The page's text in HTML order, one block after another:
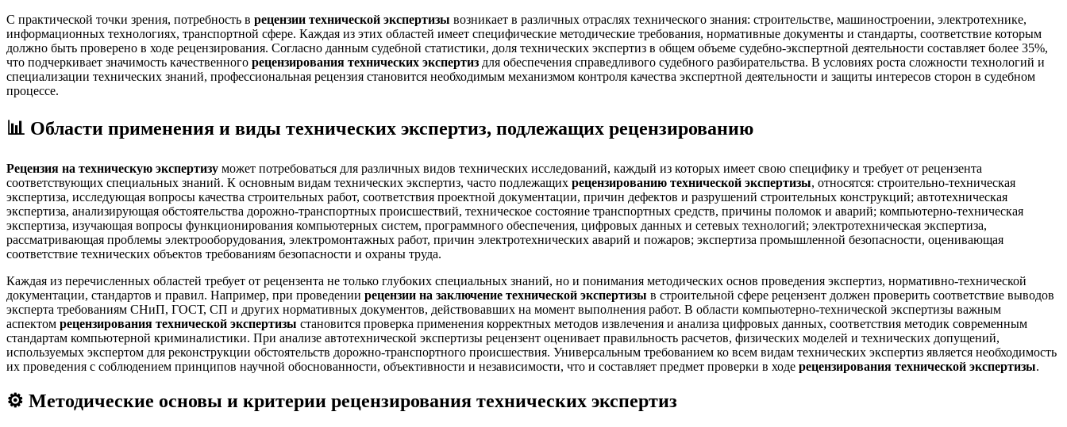
С практической точки зрения, потребность в рецензии технической экспертизы возникает в различных отраслях технического знания: строительстве, машиностроении, электротехнике,
информационных технологиях, транспортной сфере. Каждая из этих областей имеет специфические методические требования, нормативные документы и стандарты, соответствие которым
должно быть проверено в ходе рецензирования. Согласно данным судебной статистики, доля технических экспертиз в общем объеме судебно-экспертной деятельности составляет более 35%,
что подчеркивает значимость качественного рецензирования технических экспертиз для обеспечения справедливого судебного разбирательства. В условиях роста сложности технологий и
специализации технических знаний, профессиональная рецензия становится необходимым механизмом контроля качества экспертной деятельности и защиты интересов сторон в судебном
процессе.
📊 Области применения и виды технических экспертиз, подлежащих рецензированию
Рецензия на техническую экспертизу может потребоваться для различных видов технических исследований, каждый из которых имеет свою специфику и требует от рецензента
соответствующих специальных знаний. К основным видам технических экспертиз, часто подлежащих рецензированию технической экспертизы, относятся: строительно-техническая
экспертиза, исследующая вопросы качества строительных работ, соответствия проектной документации, причин дефектов и разрушений строительных конструкций; автотехническая
экспертиза, анализирующая обстоятельства дорожно-транспортных происшествий, техническое состояние транспортных средств, причины поломок и аварий; компьютерно-техническая
экспертиза, изучающая вопросы функционирования компьютерных систем, программного обеспечения, цифровых данных и сетевых технологий; электротехническая экспертиза,
рассматривающая проблемы электрооборудования, электромонтажных работ, причин электротехнических аварий и пожаров; экспертиза промышленной безопасности, оценивающая
соответствие технических объектов требованиям безопасности и охраны труда.
Каждая из перечисленных областей требует от рецензента не только глубоких специальных знаний, но и понимания методических основ проведения экспертиз, нормативно-технической
документации, стандартов и правил. Например, при проведении рецензии на заключение технической экспертизы в строительной сфере рецензент должен проверить соответствие выводов
эксперта требованиям СНиП, ГОСТ, СП и других нормативных документов, действовавших на момент выполнения работ. В области компьютерно-технической экспертизы важным
аспектом рецензирования технической экспертизы становится проверка применения корректных методов извлечения и анализа цифровых данных, соответствия методик современным
стандартам компьютерной криминалистики. При анализе автотехнической экспертизы рецензент оценивает правильность расчетов, физических моделей и технических допущений,
используемых экспертом для реконструкции обстоятельств дорожно-транспортного происшествия. Универсальным требованием ко всем видам технических экспертиз является необходимость
их проведения с соблюдением принципов научной обоснованности, объективности и независимости, что и составляет предмет проверки в ходе рецензирования технической экспертизы.
⚙️ Методические основы и критерии рецензирования технических экспертиз